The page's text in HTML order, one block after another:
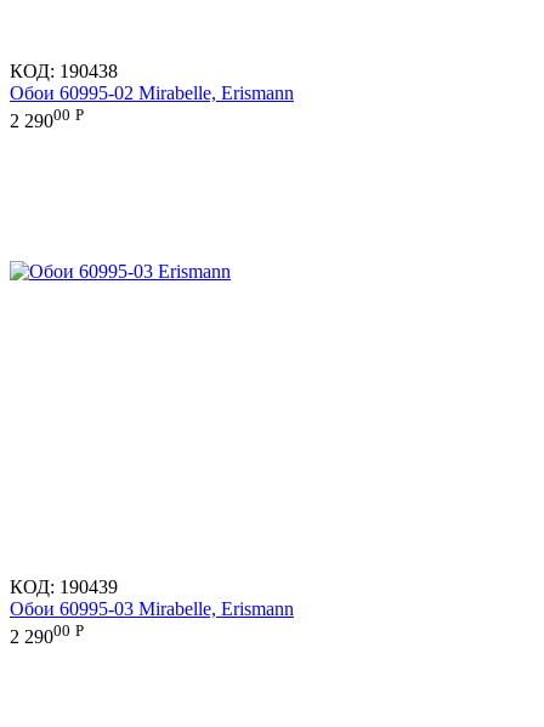
КОД: 190438
Обои 60995-02 Mirabelle, Erismann
2 29000 Р
КОД: 190439
Обои 60995-03 Mirabelle, Erismann
2 29000 Р